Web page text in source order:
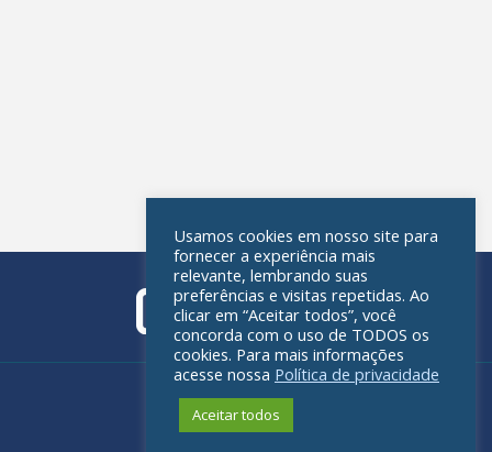
Política de privacidade
Usamos cookies em nosso site para
fornecer a experiência mais
relevante, lembrando suas
preferências e visitas repetidas. Ao
clicar em “Aceitar todos”, você
concorda com o uso de TODOS os
cookies. Para mais informações
acesse nossa Política de privacidade
Aceitar todos